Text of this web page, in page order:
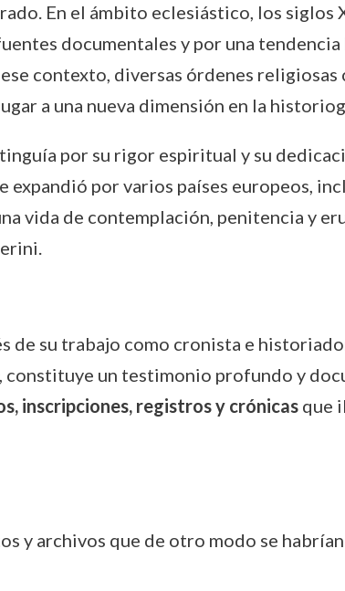
En el ámbito eclesiástico, los siglos
documentales y por una
contexto, diversas órdenes
a una nueva dimensión en la
por su rigor espiritual y su
expandió por varios países europeos,
vida de contemplación, penitencia y
de su trabajo como cronista e
constituye un testimonio profundo y
inscripciones, registros y crónicasque
y archivos que de otro modo se